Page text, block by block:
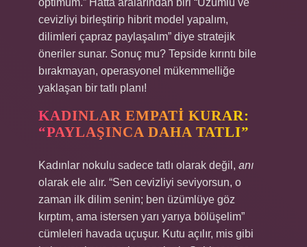
optimum.” Hatta aralarından biri “Üzümlü ve
cevizliyi birleştirip hibrit model yapalım,
dilimleri çapraz paylaşalım” diye stratejik
öneriler sunar. Sonuç mu? Tepside kırıntı bile
bırakmayan, operasyonel mükemmelliğe
yaklaşan bir tatlı planı!
KADINLAR EMPATI KURAR:
“PAYLAŞINCA DAHA TATLI”
Kadınlar nokulu sadece tatlı olarak değil, anı
olarak ele alır. “Sen cevizliyi seviyorsun, o
zaman ilk dilim senin; ben üzümlüye göz
kırptım, ama istersen yarı yarıya bölüşelim”
cümleleri havada uçuşur. Kutu açılır, mis gibi